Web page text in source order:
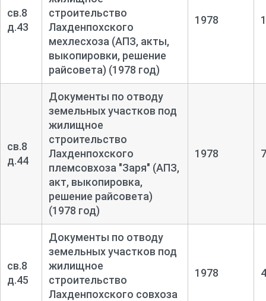
св.8
д.43
строительство
Лахденпохского
мехлесхоза (АПЗ, акты,
выкопировки, решение
райсовета) (1978 год)
1978
св.8
д.44
Документы по отводу
земельных участков под
жилищное
строительство
Лахденпохского
племсовхоза "Заря" (АПЗ,
акт, выкопировка,
решение райсовета)
(1978 год)
1978 7
св.8
д.45
Документы по отводу
земельных участков под
жилищное
строительство
Лахденпохского совхоза
1978